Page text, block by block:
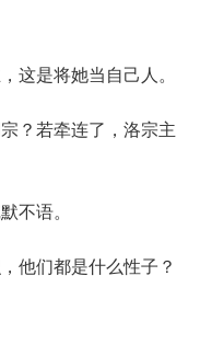
是将她当自己人。
？若牵连了，洛宗主
语。
们都是什么性子？